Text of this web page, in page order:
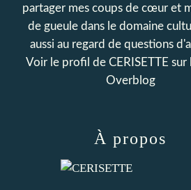
partager mes coups de cœur et
de gueule dans le domaine
aussi au regard de questions
Voir le profil de CERISETTE sur
Overblog
À propos